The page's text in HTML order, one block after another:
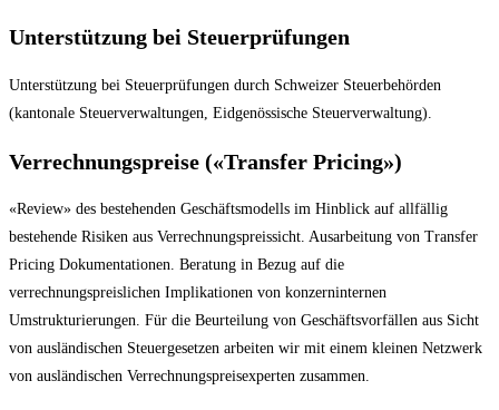
Unterstützung bei Steuerprüfungen
Unterstützung bei Steuerprüfungen durch Schweizer Steuerbehörden
(kantonale Steuerverwaltungen, Eidgenössische Steuerverwaltung).
Verrechnungspreise («Transfer Pricing»)
«Review» des bestehenden Geschäftsmodells im Hinblick auf allfällig
bestehende Risiken aus Verrechnungspreissicht. Ausarbeitung von Transfer
Pricing Dokumentationen. Beratung in Bezug auf die
verrechnungspreislichen Implikationen von konzerninternen
Umstrukturierungen. Für die Beurteilung von Geschäftsvorfällen aus Sicht
von ausländischen Steuergesetzen arbeiten wir mit einem kleinen Netzwerk
von ausländischen Verrechnungspreisexperten zusammen.